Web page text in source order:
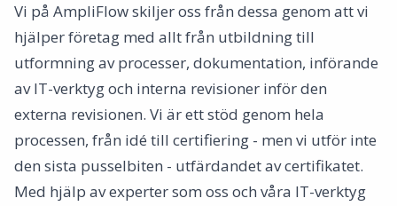
Vi på AmpliFlow skiljer oss från dessa genom att vi
hjälper företag med allt från utbildning till
utformning av processer, dokumentation, införande
av IT-verktyg och interna revisioner inför den
externa revisionen. Vi är ett stöd genom hela
processen, från idé till certifiering - men vi utför inte
den sista pusselbiten - utfärdandet av certifikatet.
Med hjälp av experter som oss och våra IT-verktyg